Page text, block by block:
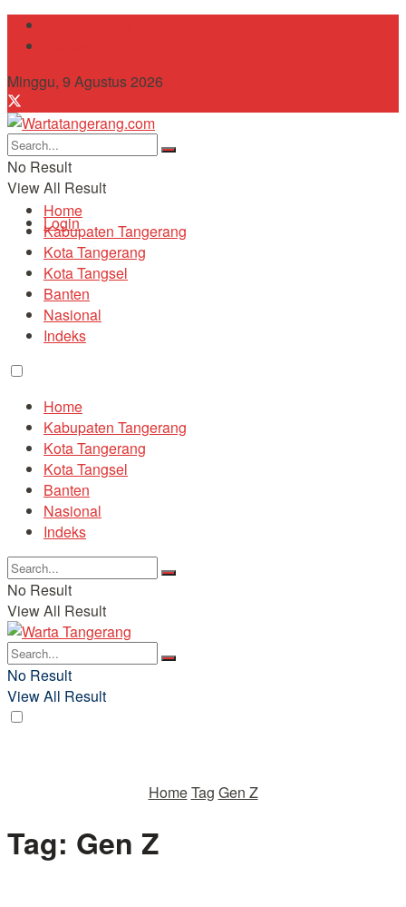
Minggu, 9 Agustus 2026
No Result
View All Result
Login
Home
Kabupaten Tangerang
Kota Tangerang
Kota Tangsel
Banten
Nasional
Indeks
Home
Kabupaten Tangerang
Kota Tangerang
Kota Tangsel
Banten
Nasional
Indeks
No Result
View All Result
No Result
View All Result
HomeTag Gen Z
Tag: Gen Z